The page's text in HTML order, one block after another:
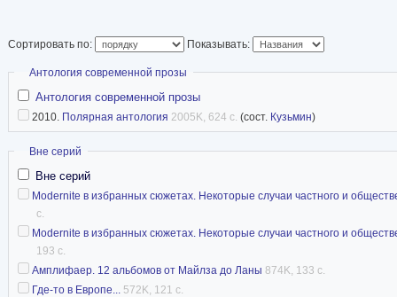
Сортировать по: Показывать:
Скрыть
Антология современной прозы
Антология современной прозы
2010. Полярная антология 2005K, 624 с. (сост. Кузьмин)
Скрыть
Вне серий
Вне серий
Modernite в избранных сюжетах. Некоторые случаи частного и
с.
Modernite в избранных сюжетах. Некоторые случаи частного и
193 с.
Амплифаер. 12 альбомов от Майлза до Ланы 874K, 133 с.
Где-то в Европе... 572K, 121 с.